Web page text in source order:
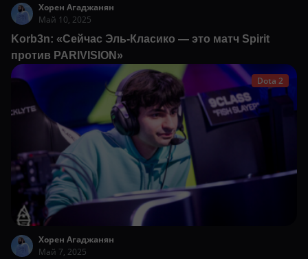
Хорен Агаджанян
Май 10, 2025
Korb3n: «Сейчас Эль-Класико — это матч Spirit
против PARIVISION»
Dota 2
Хорен Агаджанян
Май 7, 2025